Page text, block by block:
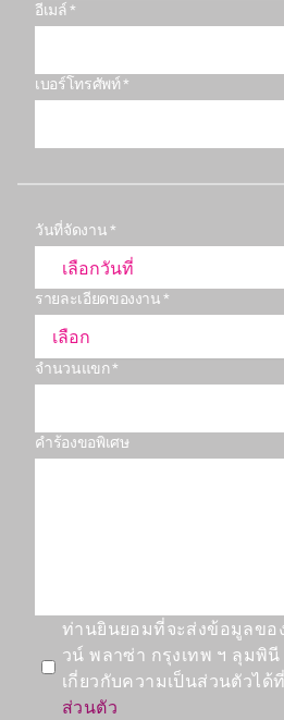
อีเมล์ *
เบอร์โทรศัพท์ *
วันที่จัดงาน *
รายละเอียดของงาน *
เลือก
จำนวนแขก *
คำร้องขอพิเศษ
ท่านยินยอมที่จะส่งข้อมูลขอ
วน์ พลาซ่า กรุงเทพ ฯ ลุมพิ
เกี่ยวกับความเป็นส่วนตัวได้ที่
ส่วนตัว